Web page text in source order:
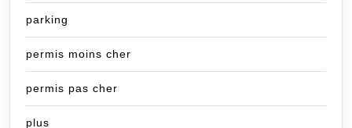
parking
permis moins cher
permis pas cher
plus